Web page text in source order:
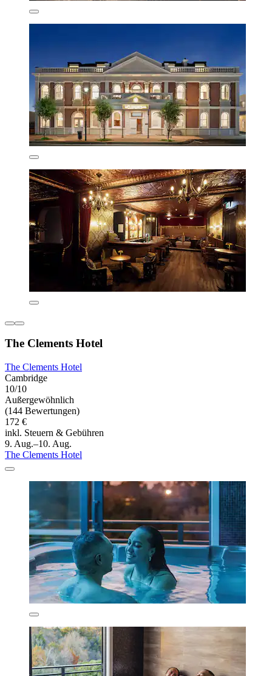
The Clements Hotel
The Clements Hotel
Cambridge
10/10
Außergewöhnlich
(144 Bewertungen)
172 €
inkl. Steuern & Gebühren
9. Aug.–10. Aug.
The Clements Hotel